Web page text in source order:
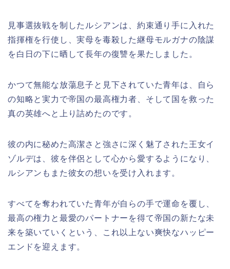
見事選抜戦を制したルシアンは、約束通り手に入れた
指揮権を行使し、実母を毒殺した継母モルガナの陰謀
を白日の下に晒して長年の復讐を果たしました。
かつて無能な放蕩息子と見下されていた青年は、自ら
の知略と実力で帝国の最高権力者、そして国を救った
真の英雄へと上り詰めたのです。
彼の内に秘めた高潔さと強さに深く魅了された王女イ
ゾルデは、彼を伴侶として心から愛するようになり、
ルシアンもまた彼女の想いを受け入れます。
すべてを奪われていた青年が自らの手で運命を覆し、
最高の権力と最愛のパートナーを得て帝国の新たな未
来を築いていくという、これ以上ない爽快なハッピー
エンドを迎えます。